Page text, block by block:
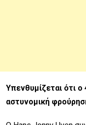
Υπενθυμίζεται ότι
αστυνομική